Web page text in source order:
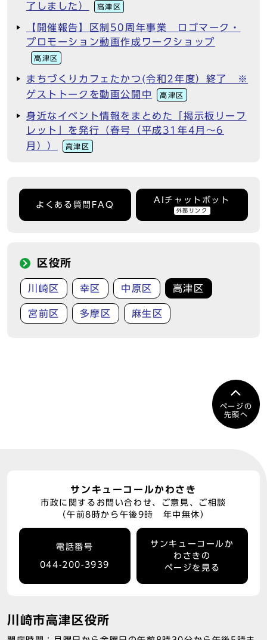
了しました）
高津区
【開催報告】区制50周年事業 ロゴマーク・
プロモーション動画作成ワークショップ
高津区
まちづくりカフェたかつ(令和2年度）終了 ※
ゲストトークを動画公開中
高津区
身近なイベント情報をまとめた「掲示板リーフ
レット」を発行（春号（平成31年4月～6
月））
高津区
よくある質問FAQ
AIチャットボット
外部リンク
区役所
川崎区 幸区 中原区 高津区
宮前区 多摩区 麻生区
ページの
先頭へ
サンキューコールかわさき
市政に関するお問い合わせ、ご意見、ご相談
（午前8時から午後9時 年中無休）
電話番号
044-200-3939
サンキューコールか
わさきの
ページを見る
川崎市高津区役所